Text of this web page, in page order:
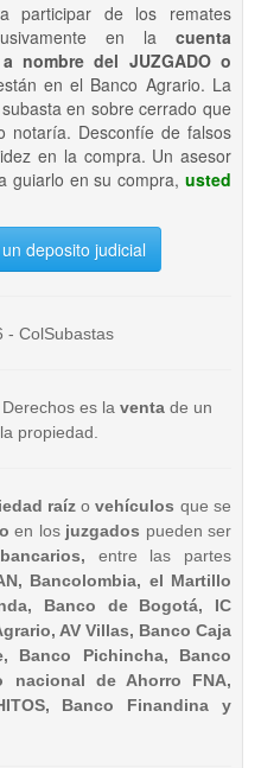
participar de los remates
en la cuenta
a nombre del JUZGADO o
en el Banco Agrario. La
en sobre cerrado que
notaría. Desconfíe de falsos
en la compra. Un asesor
guiarlo en su compra, usted
deposito judicial
- ColSubastas
es la ventade un
propiedad.
raízo vehículos que se
en los juzgados pueden ser
entre las partes
Bancolombia, el Martillo
Banco de Bogotá, IC
AV Villas, Banco Caja
Banco Pichincha, Banco
nacional de Ahorro FNA,
Banco Finandina y